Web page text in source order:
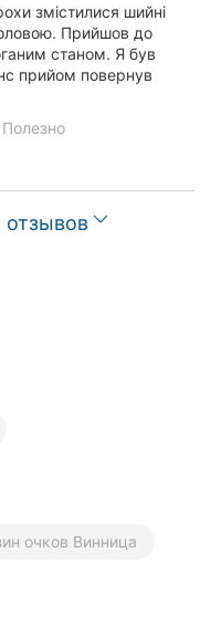
змістилися шийні
Прийшов до
станом. Я був
прийом повернув
Полезно
отзывов
очков Винница